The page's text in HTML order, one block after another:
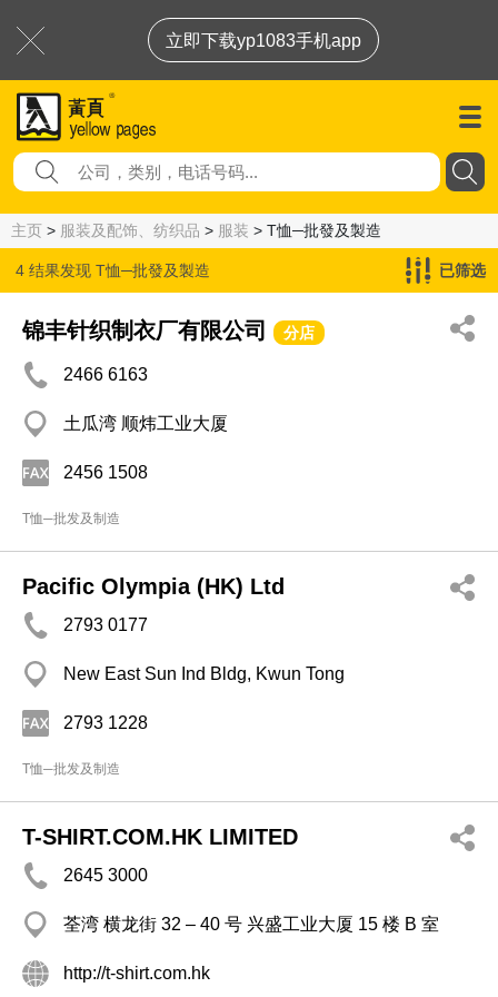
立即下载yp1083手机app
主页 > 服装及配饰、纺织品 > 服装 > T恤─批發及製造
4 结果发现 T恤─批發及製造 已筛选
锦丰针织制衣厂有限公司 分店
2466 6163
土瓜湾 顺炜工业大厦
2456 1508
T恤─批发及制造
Pacific Olympia (HK) Ltd
2793 0177
New East Sun Ind Bldg, Kwun Tong
2793 1228
T恤─批发及制造
T-SHIRT.COM.HK LIMITED
2645 3000
荃湾 横龙街 32 – 40 号 兴盛工业大厦 15 楼 B 室
http://t-shirt.com.hk